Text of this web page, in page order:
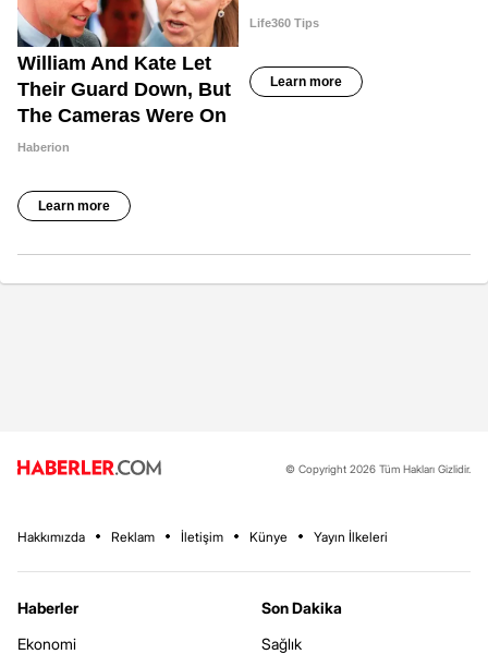
© Copyright 2026 Tüm Hakları Gizlidir.
Hakkımızda Reklam İletişim Künye Yayın İlkeleri
Haberler
Ekonomi
Son Dakika
Sağlık